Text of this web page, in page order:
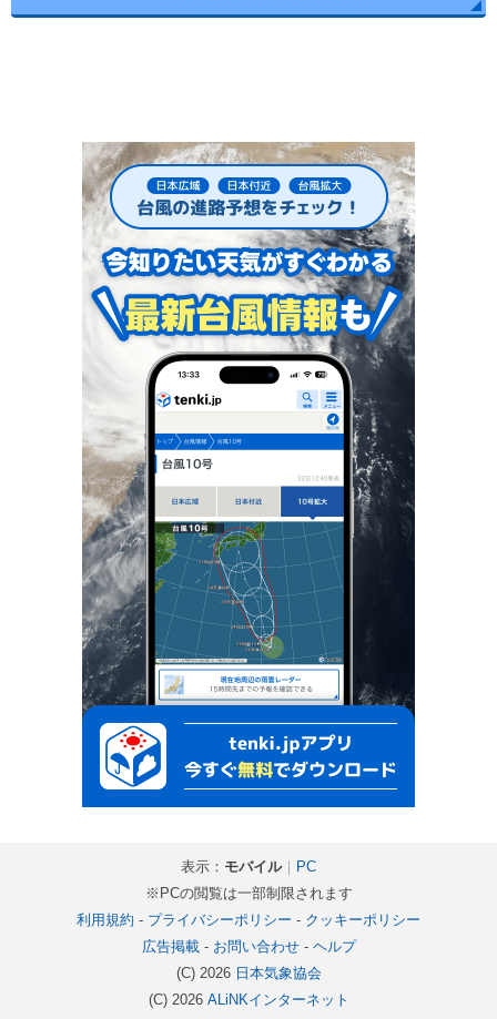
表示： モバイル｜
PC
※PCの閲覧は一部制限されます
利用規約 - プライバシーポリシー - クッキーポリシー
広告掲載- お問い合わせ- ヘルプ
(C) 2026 日本気象協会
(C) 2026 ALiNKインターネット